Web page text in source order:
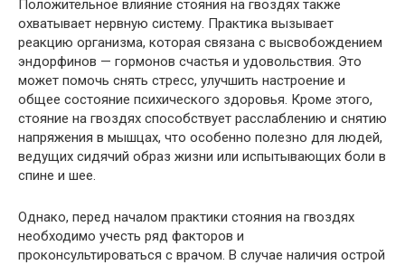
Положительное влияние стояния на гвоздях также
охватывает нервную систему. Практика вызывает
реакцию организма, которая связана с высвобождением
эндорфинов — гормонов счастья и удовольствия. Это
может помочь снять стресс, улучшить настроение и
общее состояние психического здоровья. Кроме этого,
стояние на гвоздях способствует расслаблению и снятию
напряжения в мышцах, что особенно полезно для людей,
ведущих сидячий образ жизни или испытывающих боли в
спине и шее.
Однако, перед началом практики стояния на гвоздях
необходимо учесть ряд факторов и
проконсультироваться с врачом. В случае наличия острой